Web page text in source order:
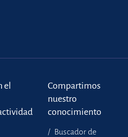
el
Compartimos
nuestro
conocimiento
Buscador de